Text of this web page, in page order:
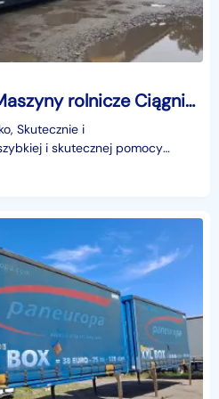
POMOC Drogowa Maszyny rolnicze Ciągniki Busy Laweta S5
Skutecznie i
i skutecznej pomocy
pomóc, niezależnie od pory